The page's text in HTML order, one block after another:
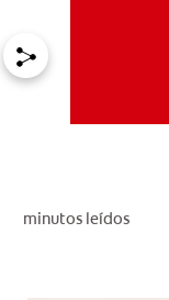
minutos leídos